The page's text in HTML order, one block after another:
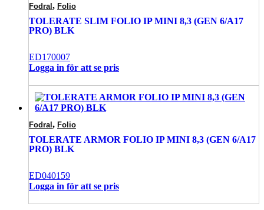
Fodral , Folio
TOLERATE SLIM FOLIO IP MINI 8,3 (GEN 6/A17
PRO) BLK
ED170007
Logga in för att se pris
Fodral , Folio
TOLERATE ARMOR FOLIO IP MINI 8,3 (GEN 6/A17
PRO) BLK
ED040159
Logga in för att se pris